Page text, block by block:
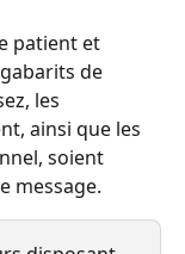
patient et
de
les
ainsi que les
soient
message.